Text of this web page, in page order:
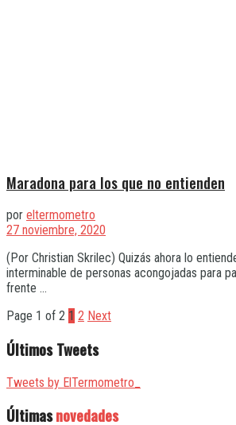
Maradona para los que no entienden
por eltermometro
27 noviembre, 2020
(Por Christian Skrilec) Quizás ahora lo
interminable de personas acongojadas para
frente ...
Page 1 of 2 1 2 Next
Últimos Tweets
Tweets by ElTermometro_
Últimasnovedades